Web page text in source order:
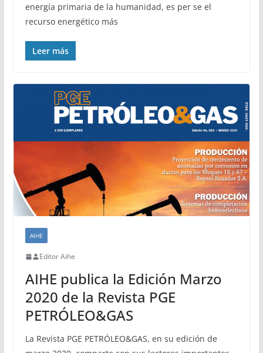
energía primaria de la humanidad, es per se el
recurso energético más
Leer más
AIHE
Editor Aihe
AIHE publica la Edición Marzo
2020 de la Revista PGE
PETRÓLEO&GAS
La Revista PGE PETRÓLEO&GAS, en su edición de